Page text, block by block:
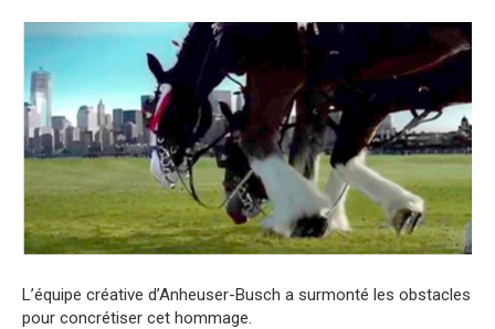
L’équipe créative d’Anheuser-Busch a surmonté les obstacles
pour concrétiser cet hommage.